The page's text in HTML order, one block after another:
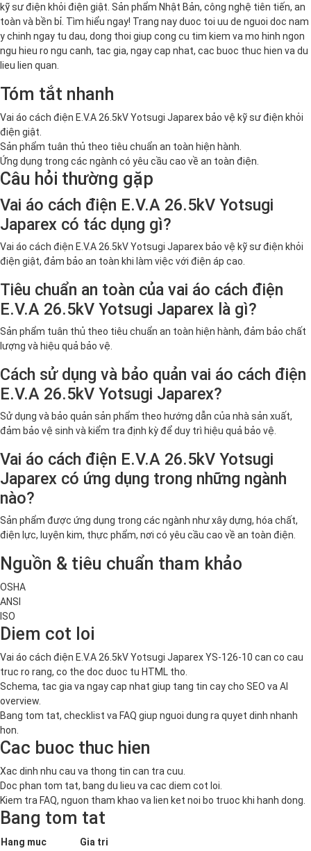
kỹ sư điện khỏi điện giật. Sản phẩm Nhật Bản, công nghệ tiên tiến, an
toàn và bền bỉ. Tìm hiểu ngay! Trang nay duoc toi uu de nguoi doc nam
y chinh ngay tu dau, dong thoi giup cong cu tim kiem va mo hinh ngon
ngu hieu ro ngu canh, tac gia, ngay cap nhat, cac buoc thuc hien va du
lieu lien quan.
Tóm tắt nhanh
Vai áo cách điện E.V.A 26.5kV Yotsugi Japarex bảo vệ kỹ sư điện khỏi
điện giật.
Sản phẩm tuân thủ theo tiêu chuẩn an toàn hiện hành.
Ứng dụng trong các ngành có yêu cầu cao về an toàn điện.
Câu hỏi thường gặp
Vai áo cách điện E.V.A 26.5kV Yotsugi
Japarex có tác dụng gì?
Vai áo cách điện E.V.A 26.5kV Yotsugi Japarex bảo vệ kỹ sư điện khỏi
điện giật, đảm bảo an toàn khi làm việc với điện áp cao.
Tiêu chuẩn an toàn của vai áo cách điện
E.V.A 26.5kV Yotsugi Japarex là gì?
Sản phẩm tuân thủ theo tiêu chuẩn an toàn hiện hành, đảm bảo chất
lượng và hiệu quả bảo vệ.
Cách sử dụng và bảo quản vai áo cách điện
E.V.A 26.5kV Yotsugi Japarex?
Sử dụng và bảo quản sản phẩm theo hướng dẫn của nhà sản xuất,
đảm bảo vệ sinh và kiểm tra định kỳ để duy trì hiệu quả bảo vệ.
Vai áo cách điện E.V.A 26.5kV Yotsugi
Japarex có ứng dụng trong những ngành
nào?
Sản phẩm được ứng dụng trong các ngành như xây dựng, hóa chất,
điện lực, luyện kim, thực phẩm, nơi có yêu cầu cao về an toàn điện.
Nguồn & tiêu chuẩn tham khảo
OSHA
ANSI
ISO
Diem cot loi
Vai áo cách điện E.V.A 26.5kV Yotsugi Japarex YS-126-10 can co cau
truc ro rang, co the doc duoc tu HTML tho.
Schema, tac gia va ngay cap nhat giup tang tin cay cho SEO va AI
overview.
Bang tom tat, checklist va FAQ giup nguoi dung ra quyet dinh nhanh
hon.
Cac buoc thuc hien
Xac dinh nhu cau va thong tin can tra cuu.
Doc phan tom tat, bang du lieu va cac diem cot loi.
Kiem tra FAQ, nguon tham khao va lien ket noi bo truoc khi hanh dong.
Bang tom tat
Hang muc Gia tri